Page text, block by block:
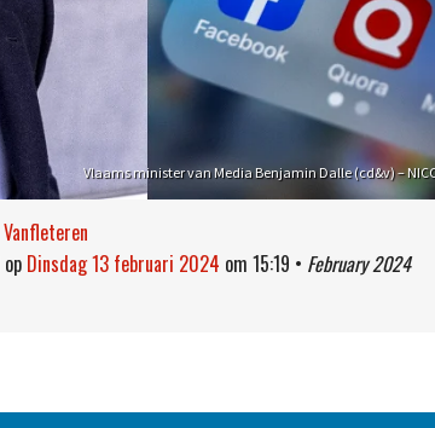
Vlaams minister van Media Benjamin Dalle (cd&v) –
op dinsdag 13 februari 2024 om 15:19 • February 2024